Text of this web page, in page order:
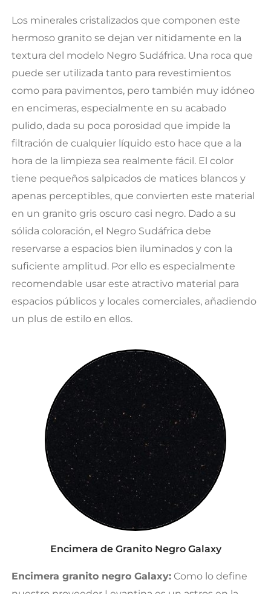
Los minerales cristalizados que componen este
hermoso granito se dejan ver nitidamente en la
textura del modelo Negro Sudáfrica. Una roca que
puede ser utilizada tanto para revestimientos
como para pavimentos, pero también muy idóneo
en encimeras, especialmente en su acabado
pulido, dada su poca porosidad que impide la
filtración de cualquier líquido esto hace que a la
hora de la limpieza sea realmente fácil. El color
tiene pequeños salpicados de matices blancos y
apenas perceptibles, que convierten este material
en un granito gris oscuro casi negro. Dado a su
sólida coloración, el Negro Sudáfrica debe
reservarse a espacios bien iluminados y con la
suficiente amplitud. Por ello es especialmente
recomendable usar este atractivo material para
espacios públicos y locales comerciales, añadiendo
un plus de estilo en ellos.
Encimera de Granito Negro Galaxy
Encimera granito negro Galaxy:Como lo define